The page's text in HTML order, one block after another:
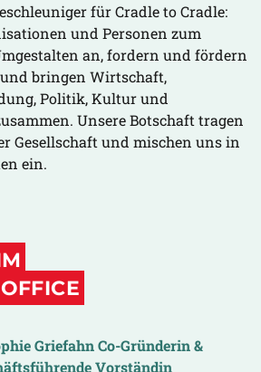
für Cradle to Cradle:
und Personen zum
an, fordern und fördern
bringen Wirtschaft,
Politik, Kultur und
Unsere Botschaft tragen
Gesellschaft und mischen uns in
ein.